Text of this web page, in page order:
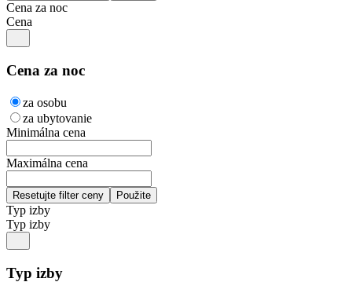
Cena za noc
Cena
Cena za noc
za osobu
za ubytovanie
Minimálna cena
Maximálna cena
Typ izby
Typ izby
Typ izby